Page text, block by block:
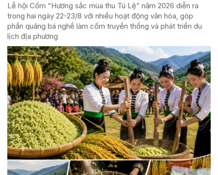
Lễ hội Cốm “Hương sắc mùa thu Tú Lệ” năm 2026 diễn ra
trong hai ngày 22-23/8 với nhiều hoạt động văn hóa, góp
phần quảng bá nghề làm cốm truyền thống và phát triển du
lịch địa phương